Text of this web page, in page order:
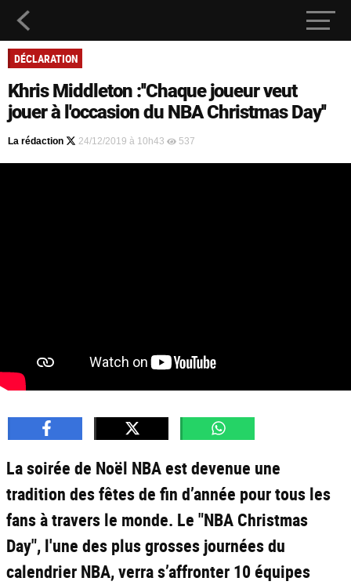
DÉCLARATION
Khris Middleton :''Chaque joueur veut
jouer à l'occasion du NBA Christmas Day''
La rédaction 24/12/2019 à 10h43 537
La soirée de Noël NBA est devenue une
tradition des fêtes de fin d’année pour tous les
fans à travers le monde. Le "NBA Christmas
Day", l'une des plus grosses journées du
calendrier NBA, verra s’affronter 10 équipes